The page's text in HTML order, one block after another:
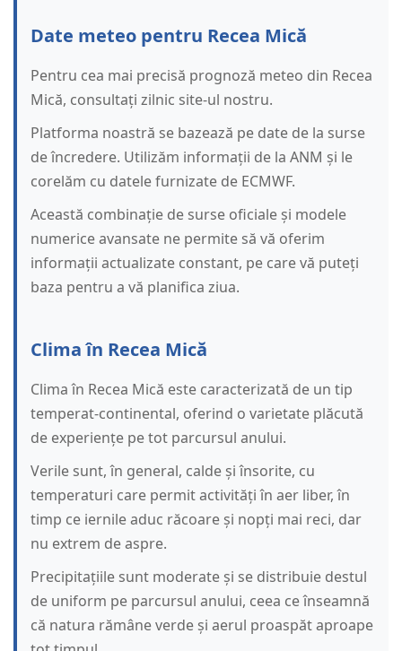
Date meteo pentru Recea Mică
Pentru cea mai precisă prognoză meteo din Recea
Mică, consultați zilnic site-ul nostru.
Platforma noastră se bazează pe date de la surse
de încredere. Utilizăm informații de la ANM și le
corelăm cu datele furnizate de ECMWF.
Această combinație de surse oficiale și modele
numerice avansate ne permite să vă oferim
informații actualizate constant, pe care vă puteți
baza pentru a vă planifica ziua.
Clima în Recea Mică
Clima în Recea Mică este caracterizată de un tip
temperat-continental, oferind o varietate plăcută
de experiențe pe tot parcursul anului.
Verile sunt, în general, calde și însorite, cu
temperaturi care permit activități în aer liber, în
timp ce iernile aduc răcoare și nopți mai reci, dar
nu extrem de aspre.
Precipitațiile sunt moderate și se distribuie destul
de uniform pe parcursul anului, ceea ce înseamnă
că natura rămâne verde și aerul proaspăt aproape